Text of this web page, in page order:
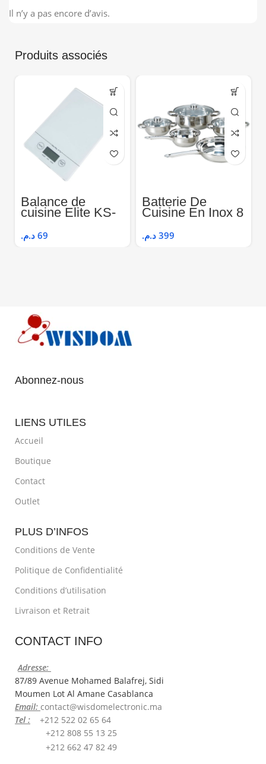
Il n’y a pas encore d’avis.
Produits associés
Balance de
cuisine Elite KS-
69 د.م.
Batterie De
Cuisine En Inox 8
399 د.م.
Abonnez-nous
LIENS UTILES
Accueil
Boutique
Contact
Outlet
PLUS D’INFOS
Conditions de Vente
Politique de Confidentialité
Conditions d’utilisation
Livraison et Retrait
CONTACT INFO
Adresse:
87/89 Avenue Mohamed Balafrej, Sidi
Moumen Lot Al Amane Casablanca
Email: contact@wisdomelectronic.ma
Tel : +212 522 02 65 64
+212 808 55 13 25
+212 662 47 82 49